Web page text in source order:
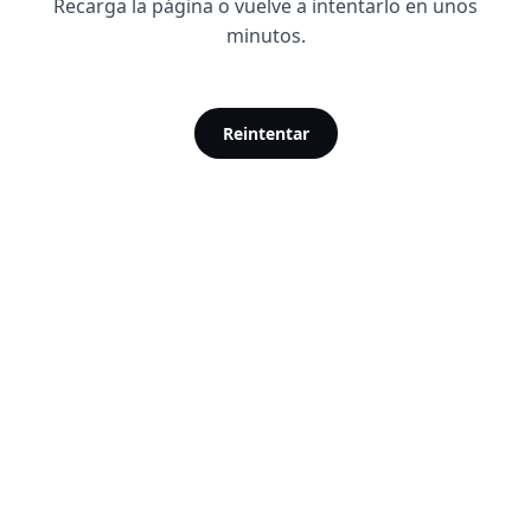
Recarga la página o vuelve a intentarlo en unos
minutos.
Reintentar